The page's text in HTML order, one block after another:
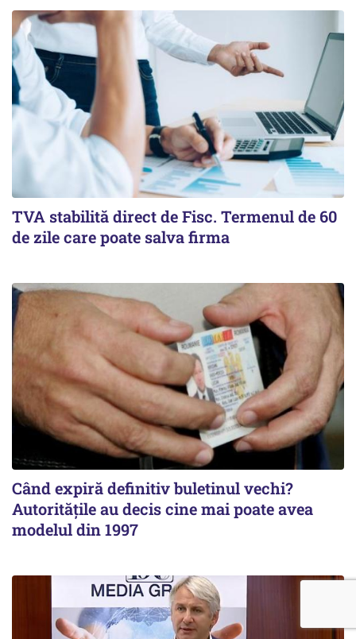
TVA stabilită direct de Fisc. Termenul de 60
de zile care poate salva firma
Când expiră definitiv buletinul vechi?
Autoritățile au decis cine mai poate avea
modelul din 1997